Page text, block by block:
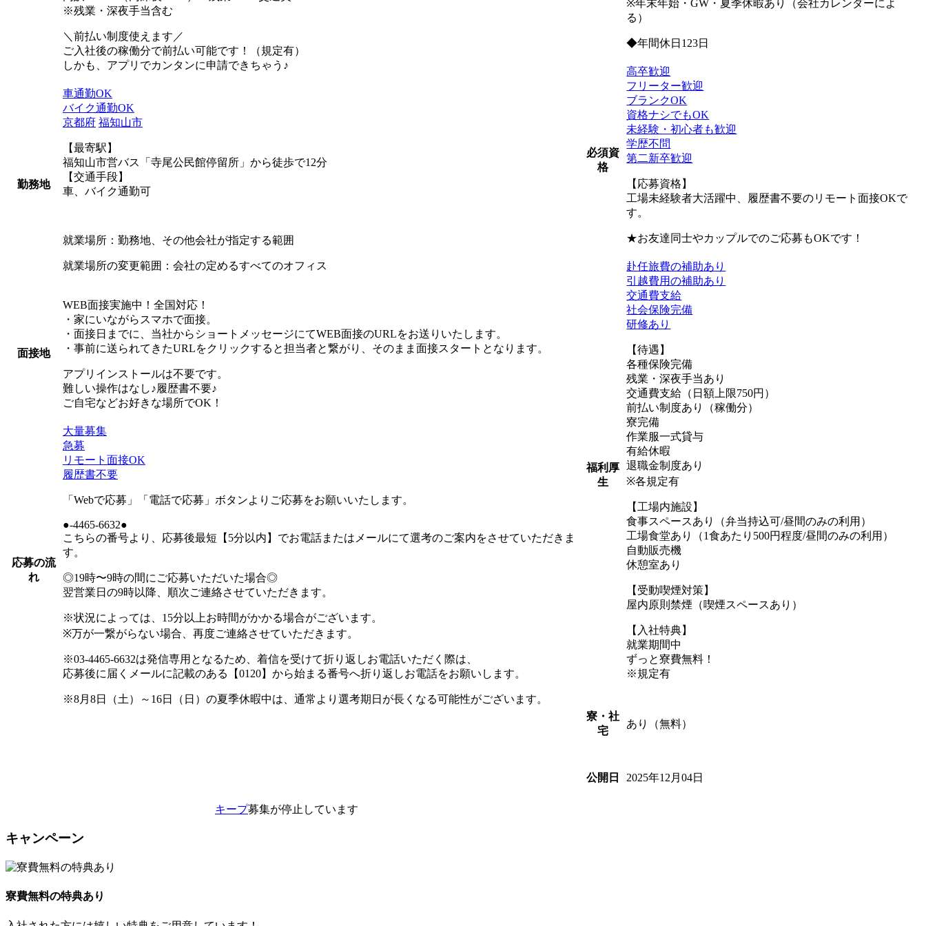
※残業・深夜手当含む
＼前払い制度使えます／
ご入社後の稼働分で前払い可能です！（規定有）
しかも、アプリでカンタンに申請できちゃう♪
勤務地
車通勤OK
バイク通勤OK
京都府 福知山市
【最寄駅】
福知山市営バス「寺尾公民館停留所」から徒歩で12分
【交通手段】
車、バイク通勤可
就業場所：勤務地、その他会社が指定する範囲
就業場所の変更範囲：会社の定めるすべてのオフィス
面接地
WEB面接実施中！全国対応！
・家にいながらスマホで面接。
・面接日までに、当社からショートメッセージにてWEB面接のURLをお送りいたします。
・事前に送られてきたURLをクリックすると担当者と繋がり、そのまま面接スタートとなります。
アプリインストールは不要です。
難しい操作はなし♪履歴書不要♪
ご自宅などお好きな場所でOK！
応募の流
れ
大量募集
急募
リモート面接OK
履歴書不要
「Webで応募」「電話で応募」ボタンよりご応募をお願いいたします。
●-4465-6632●
こちらの番号より、応募後最短【5分以内】でお電話またはメールにて選考のご案内をさせていただきま
す。
◎19時〜9時の間にご応募いただいた場合◎
翌営業日の9時以降、順次ご連絡させていただきます。
※状況によっては、15分以上お時間がかかる場合がございます。
※万が一繋がらない場合、再度ご連絡させていただきます。
※03-4465-6632は発信専用となるため、着信を受けて折り返しお電話いただく際は、
応募後に届くメールに記載のある【0120】から始まる番号へ折り返しお電話をお願いします。
※8月8日（土）～16日（日）の夏季休暇中は、通常より選考期日が長くなる可能性がございます。
※年末年始・GW・夏季休暇あり（会社カレンダーによ
る）
◆年間休日123日
必須資
格
高卒歓迎
フリーター歓迎
ブランクOK
資格ナシでもOK
未経験・初心者も歓迎
学歴不問
第二新卒歓迎
【応募資格】
工場未経験者大活躍中、履歴書不要のリモート面接OKで
す。
★お友達同士やカップルでのご応募もOKです！
福利厚
生
赴任旅費の補助あり
引越費用の補助あり
交通費支給
社会保険完備
研修あり
【待遇】
各種保険完備
残業・深夜手当あり
交通費支給（日額上限750円）
前払い制度あり（稼働分）
寮完備
作業服一式貸与
有給休暇
退職金制度あり
※各規定有
【工場内施設】
食事スペースあり（弁当持込可/昼間のみの利用）
工場食堂あり（1食あたり500円程度/昼間のみの利用）
自動販売機
休憩室あり
【受動喫煙対策】
屋内原則禁煙（喫煙スペースあり）
【入社特典】
就業期間中
ずっと寮費無料！
※規定有
寮・社
宅
あり（無料）
公開日 2025年12月04日
キープ募集が停止しています
キャンペーン
寮費無料の特典あり